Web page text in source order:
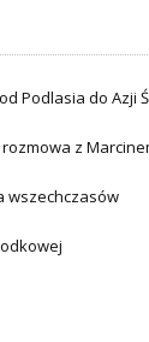
Podlasia do Azji
z
wszechczasów